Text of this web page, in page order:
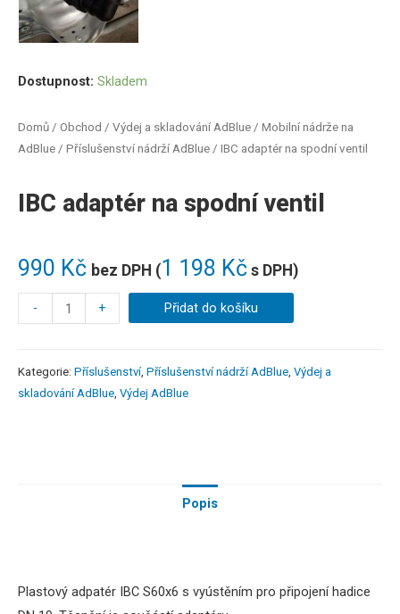
Domů / Obchod / Výdej a skladování AdBlue / Mobilní nádrže na
AdBlue / Příslušenství nádrží AdBlue / IBC adaptér na spodní ventil
IBC adaptér na spodní ventil
990 Kč bez DPH (1 198 Kč s DPH)
Dostupnost: Skladem
- + Přidat do košíku
Kategorie: Příslušenství, Příslušenství nádrží AdBlue Výdej a
skladování AdBlue Výdej AdBlue
Popis
Plastový adpatér IBC S60x6 s vyústěním pro připojení hadice